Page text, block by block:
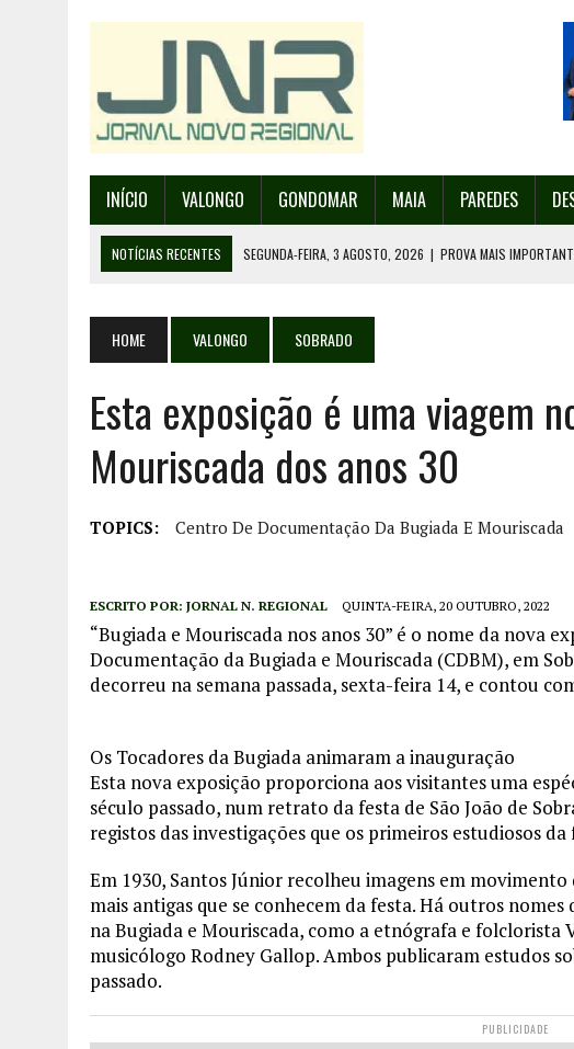
INÍCIO VALONGO GONDOMAR MAIA PAREDES
NOTÍCIAS RECENTES SEGUNDA-FEIRA, 3 AGOSTO, 2026 | PROVA MAIS
TERÇA-FEIRA, 4 AGOSTO, 2026 | INAUGURAÇÃO DA PRAÇA DA DEMOCRACIA ESTA
TERÇA-FEIRA, 4 AGOSTO, 2026
| ACIDENTE NA A4 EM CAMPO PROVOCA DOIS
HOME VALONGO SOBRADO
Esta exposição é uma viagem
Mouriscada dos anos 30
TOPICS: Centro De Documentação Da Bugiada E Mouriscada
ESCRITO POR: JORNAL N. REGIONAL QUINTA-FEIRA, 20 OUTUBRO, 2022
“Bugiada e Mouriscada nos anos 30” é o nome da nova
Documentação da Bugiada e Mouriscada (CDBM), em
decorreu na semana passada, sexta-feira 14, e contou
Os Tocadores da Bugiada animaram a inauguração
Esta nova exposição proporciona aos visitantes uma
século passado, num retrato da festa de São João de
registos das investigações que os primeiros estudiosos
Em 1930, Santos Júnior recolheu imagens em
mais antigas que se conhecem da festa. Há outros
na Bugiada e Mouriscada, como a etnógrafa e
musicólogo Rodney Gallop. Ambos publicaram estudos
passado.
PUBLICIDADE